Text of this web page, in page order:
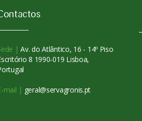
| Av. do Atlântico, 16 - 14º Piso
8 1990-019 Lisboa,
mail | geral@servagronis.pt